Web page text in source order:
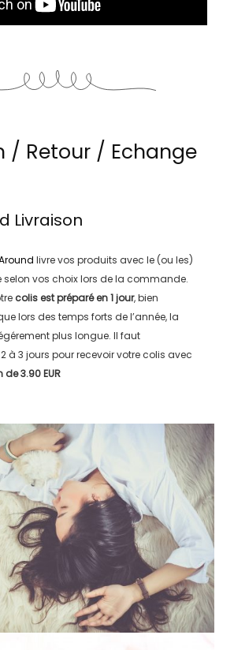
/ Retour / Echange
Livraison
livre vos produits avec le (ou les)
selon vos choix lors de la commande.
colis est préparé en1 jour, bien
lors des temps forts de l’année, la
plus longue. Il faut
à 3 jours pour recevoir votre colis avec
de3.90 EUR